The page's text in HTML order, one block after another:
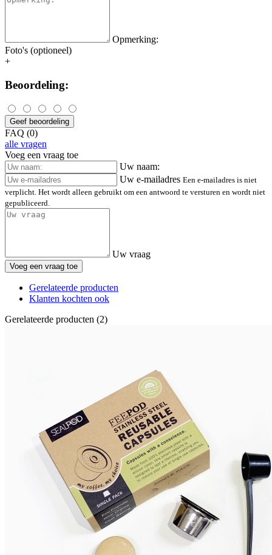
Opmerking:
Foto's (optioneel)
+
Beoordeling:
Geef beoordeling
FAQ (0)
alle vragen
Voeg een vraag toe
Uw naam:
Uw e-mailadres Een e-mailadres is niet
verplicht. Het wordt alleen gebruikt om een antwoord te versturen en wordt niet
gepubliceerd.
Uw vraag
Voeg een vraag toe
Gerelateerde producten
Klanten kochten ook
Gerelateerde producten (2)